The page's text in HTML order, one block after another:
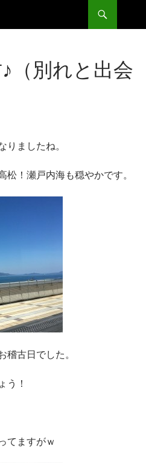
（別れと出会
りましたね。
！瀬戸内海も穏やかです。
稽古日でした。
う！
てますがｗ